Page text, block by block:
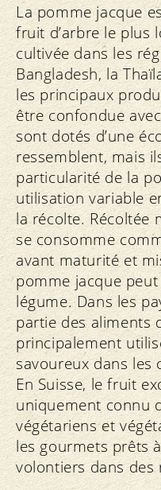
La pomme jacque
fruit d’arbre le plus
cultivée dans les
Bangladesh, la
les principaux
être confondue
sont dotés d’une
ressemblent, mais
particularité de la
utilisation variable
la récolte. Récoltée
se consomme
avant maturité et
pomme jacque
légume. Dans les
partie des aliments
principalement
savoureux dans les
En Suisse, le fruit
uniquement connu
végétariens et
les gourmets prêts
volontiers dans des